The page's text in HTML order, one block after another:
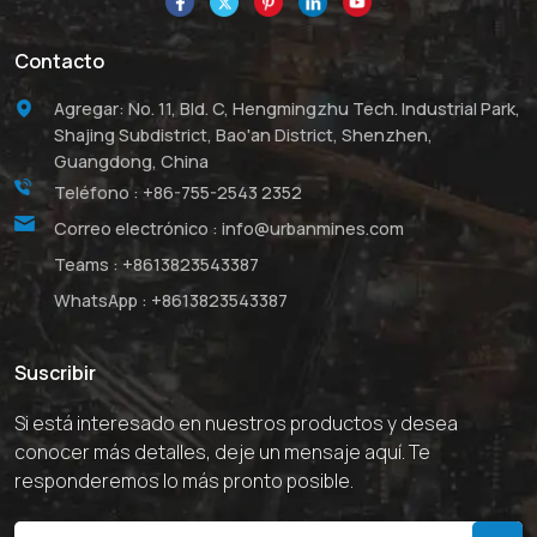
Contacto
Agregar: No. 11, Bld. C, Hengmingzhu Tech. Industrial Park,
Shajing Subdistrict, Bao'an District, Shenzhen,
Guangdong, China
Teléfono : +86-755-2543 2352
Correo electrónico : info@urbanmines.com
Teams : +8613823543387
WhatsApp : +8613823543387
Suscribir
Si está interesado en nuestros productos y desea
conocer más detalles, deje un mensaje aquí. Te
responderemos lo más pronto posible.